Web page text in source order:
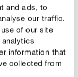
and ads, to
our traffic.
of our site
information that
collected from